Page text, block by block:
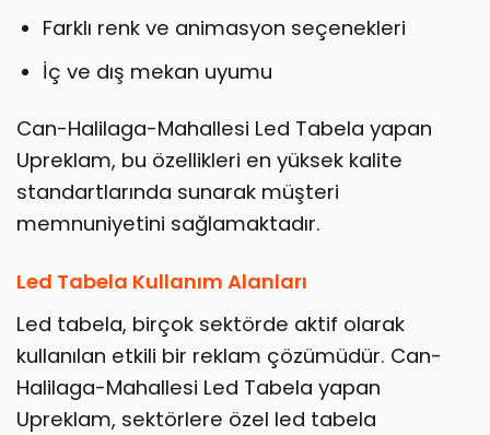
Farklı renk ve animasyon seçenekleri
İç ve dış mekan uyumu
Can-Halilaga-Mahallesi Led Tabela yapan
Upreklam, bu özellikleri en yüksek kalite
standartlarında sunarak müşteri
memnuniyetini sağlamaktadır.
Led Tabela Kullanım Alanları
Led tabela, birçok sektörde aktif olarak
kullanılan etkili bir reklam çözümüdür. Can-
Halilaga-Mahallesi Led Tabela yapan
Upreklam, sektörlere özel led tabela